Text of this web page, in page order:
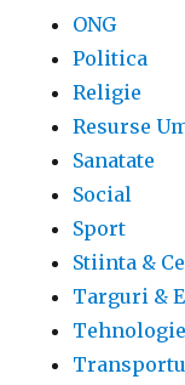
ONG
Politica
Religie
Resurse
Sanatate
Social
Sport
Stiinta &
Targuri &
Tehnologie